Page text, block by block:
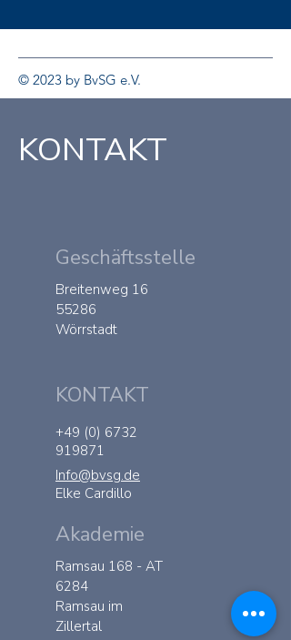
© 2023 by BvSG e.V.
KONTAKT
Geschäftsstelle
Breitenweg 16
55286
Wörrstadt
KONTAKT
+49 (0) 6732
919871
Info@bvsg.de
Elke Cardillo
Akademie
Ramsau 168 - AT
6284
Ramsau im
Zillertal